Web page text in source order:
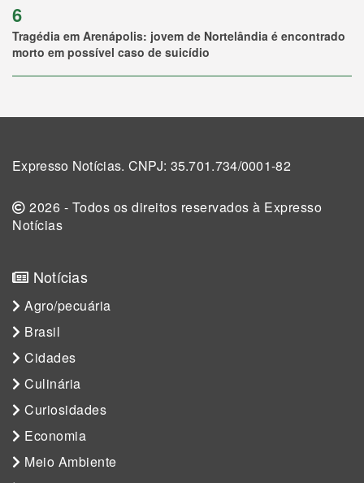
6
Tragédia em Arenápolis: jovem de Nortelândia é encontrado
morto em possível caso de suicídio
Expresso Notícias. CNPJ: 35.701.734/0001-82
2026 - Todos os direitos reservados à Expresso
Notícias
Notícias
Agro/pecuária
Brasil
Cidades
Culinária
Curiosidades
Economia
Meio Ambiente